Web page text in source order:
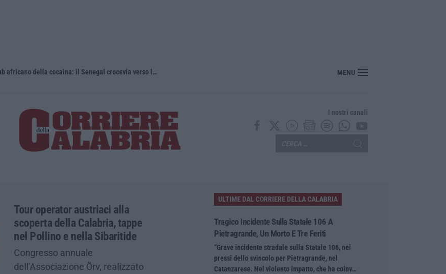
’Ndrangheta, cellule calabresi nel nuovo hub africano della cocaina: il Senegal crocevia verso l’Europa Discussione sulla proposta di legge regionale sugli idonei della Pa in Calabria
MENU
I nostri canali
Tour operator austriaci alla
scoperta della Calabria, tappe
nel Pollino e nella Sibaritide
Congresso annuale
dell’Associazione Örv, realizzato
ULTIME DAL CORRIERE DELLA CALABRIA
Tragico Incidente Sulla Statale 106 A
Pietragrande, Un Morto E Tre Feriti
“Grave incidente stradale sulla Statale 106, nei
pressi dello svincolo per Pietragrande, nel
Catanzarese. Nel violento impatto, che ha coinv…